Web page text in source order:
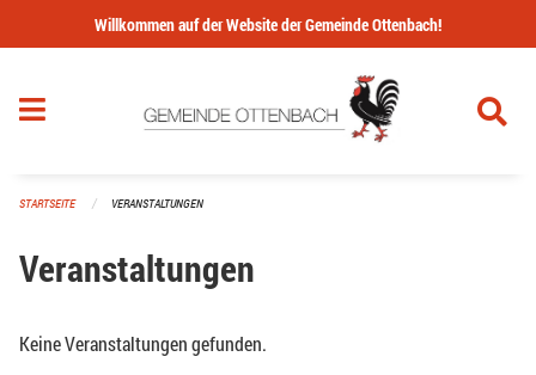
Navigation überspringen
Willkommen auf der Website der Gemeinde Ottenbach!
STARTSEITE VERANSTALTUNGEN
Veranstaltungen
Keine Veranstaltungen gefunden.